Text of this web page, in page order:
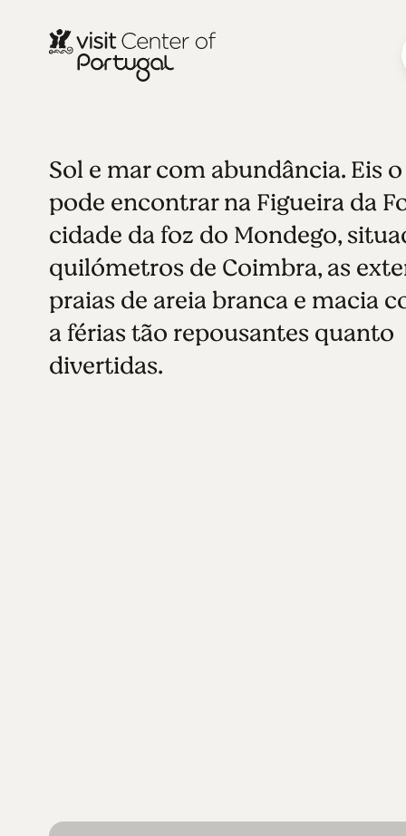
CIDADES COSTEIRAS
Figueira da
Ver todas as fotos Ver video
Sol e mar com abundância. Eis
pode encontrar na Figueira da
cidade da foz do Mondego,
quilómetros de Coimbra, as
praias de areia branca e macia
a férias tão repousantes quanto
divertidas.